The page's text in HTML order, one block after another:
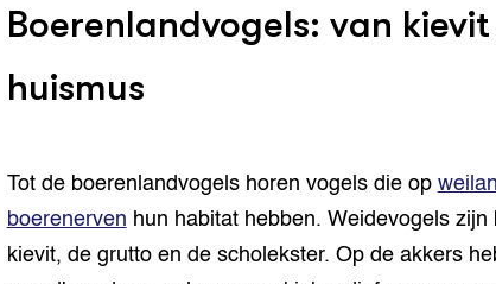
Boerenlandvogels: van
huismus
Tot de boerenlandvogels horen vogels die op
boerenerven hun habitat hebben. Weidevogels zijn
kievit, de grutto en de scholekster. Op de akkers